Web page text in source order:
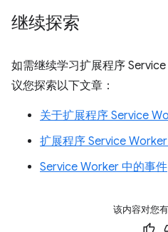
继续探索
如需继续学习扩展程序
议您探索以下文章：
关于扩展程序 Service
扩展程序 Service
Service Worker 中的事件
该内容对您